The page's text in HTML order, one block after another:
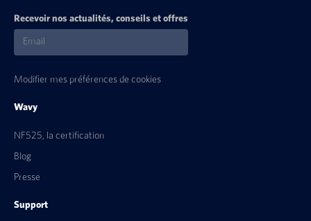
Recevoir nos actualités, conseils et offres
Modifier mes préférences de cookies
Wavy
NF525, la certification
Blog
Presse
Support